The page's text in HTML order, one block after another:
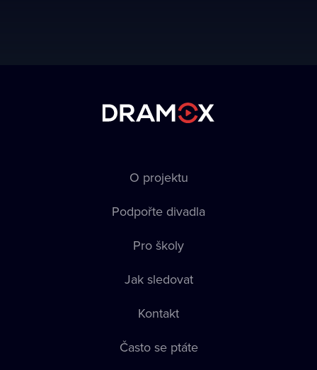
O projektu
Podpořte divadla
Pro školy
Jak sledovat
Kontakt
Často se ptáte